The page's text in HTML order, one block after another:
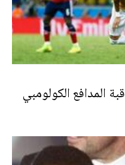
المدافع الكولومبي